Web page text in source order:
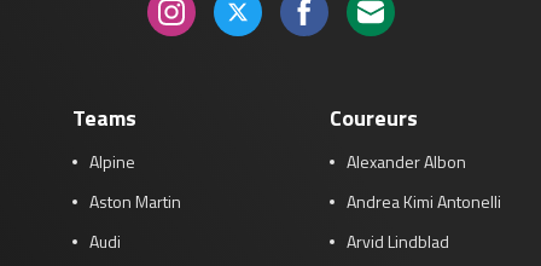
Teams
Alpine
Aston Martin
Audi
Coureurs
Alexander Albon
Andrea Kimi Antonelli
Arvid Lindblad